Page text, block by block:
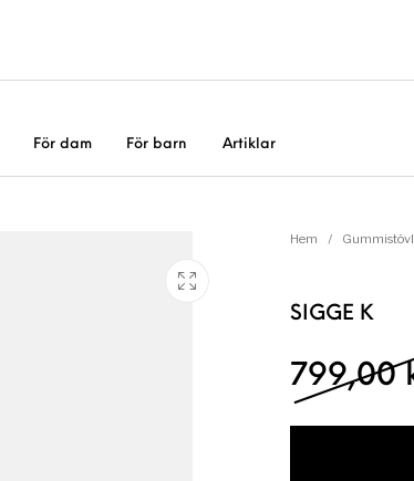
För dam För barn Artiklar
Gummistövlar
Hem /
SIGGE K
799,00